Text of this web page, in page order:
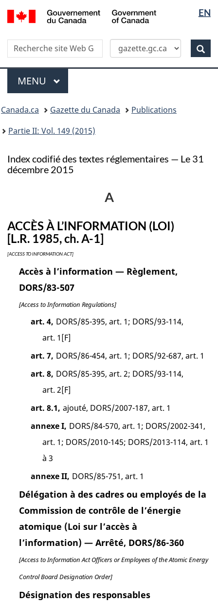
Skip
to
content
Passer
à
version
HTML
simplifiée
la
langue
EN
Canada
Recherche
Recherche
dans
site
Web
Menu
MENU PRINCIPAL
�tes
ici
Canada.ca Gazette du Canada
Publications
Partie II: Vol. 149 (2015)
Index codifié des textes réglementaires — Le 31
décembre 2015
A
ACCÈS À L’INFORMATION (LOI)
[L.R. 1985, ch. A-1]
[ACCESS TO INFORMATION ACT]
Accès à l’information — Règlement,
DORS/83-507
[Access to Information Regulations]
art. 4, DORS/85-395, art. 1; DORS/93-114,
art. 1[F]
art. 7, DORS/86-454, art. 1; DORS/92-687, art. 1
art. 8, DORS/85-395, art. 2; DORS/93-114,
art. 2[F]
art. 8.1, ajouté, DORS/2007-187, art. 1
annexe I, DORS/84-570, art. 1; DORS/2002-341,
art. 1; DORS/2010-145; DORS/2013-114, art. 1
à 3
annexe II, DORS/85-751, art. 1
Délégation à des cadres ou employés de la
Commission de contrôle de l’énergie
atomique (Loi sur l’accès à
l’information) — Arrêté, DORS/86-360
[Access to Information Act Officers or Employees of the Atomic Energy
Control Board Designation Order]
Désignation des responsables